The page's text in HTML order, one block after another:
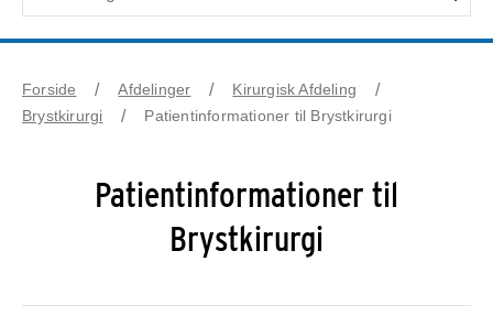
Forside Afdelinger
Kirurgisk Afdeling
Brystkirurgi
Patientinformationer til Brystkirurgi
Patientinformationer til
Brystkirurgi